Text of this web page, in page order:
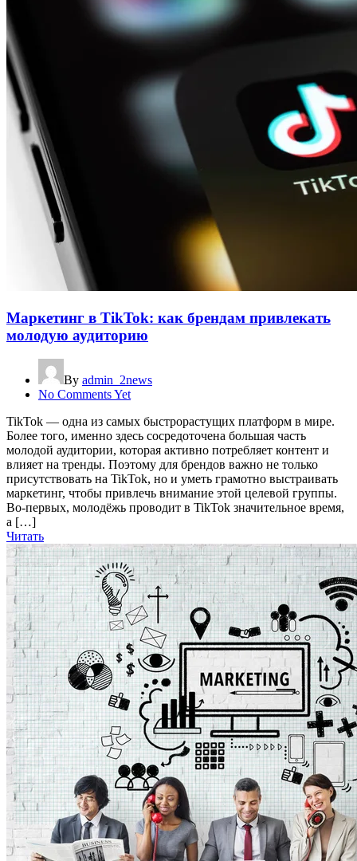
Маркетинг в TikTok: как брендам привлекать
молодую аудиторию
By admin_2news
No Comments Yet
TikTok — одна из самых быстрорастущих платформ в мире.
Более того, именно здесь сосредоточена большая часть
молодой аудитории, которая активно потребляет контент и
влияет на тренды. Поэтому для брендов важно не только
присутствовать на TikTok, но и уметь грамотно выстраивать
маркетинг, чтобы привлечь внимание этой целевой группы.
Во-первых, молодёжь проводит в TikTok значительное время,
а […]
Читать